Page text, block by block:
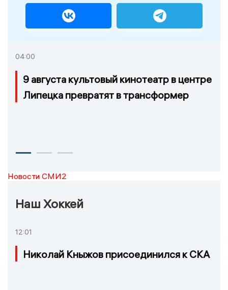
04:00
9 августа культовый кинотеатр в центре
Липецка превратят в трансформер
Новости СМИ2
Наш Хоккей
12:01
Николай Кныжов присоединился к СКА